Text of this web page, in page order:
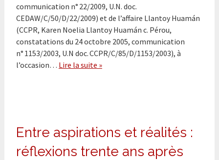
communication n° 22/2009, U.N. doc.
CEDAW/C/50/D/22/2009) et de l’affaire Llantoy Huamán
(CCPR, Karen Noelia Llantoy Huamán c. Pérou,
constatations du 24 octobre 2005, communication
n° 1153/2003, U.N doc. CCPR/C/85/D/1153/2003), à
l’occasion… Lire la suite »
Entre aspirations et réalités :
réflexions trente ans après